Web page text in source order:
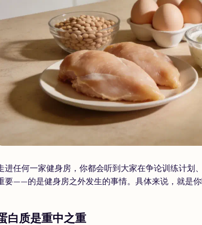
进任何一家健身房，你都会听到大家在争论训练计
要——的是健身房之外发生的事情。具体来说，就是你
白质是重中之重